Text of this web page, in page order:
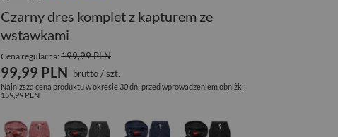
Czarny dres komplet z kapturem ze
wstawkami
Cena regularna:199,99 PLN
99,99 PLN brutto/szt.
Najniższa cena produktu w okresie 30 dni przed wprowadzeniem obniżki:
159,99 PLN